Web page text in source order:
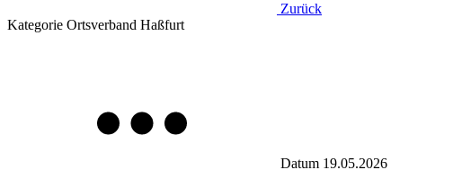
Zurück
Kategorie Ortsverband Haßfurt
Datum 19.05.2026